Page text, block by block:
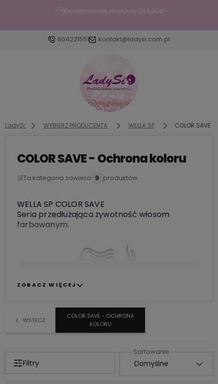
Do darmowej dostawy:249.00zł
604221551 kontakt@ladysi.com.pl
Zaloguj się
Załóż konto
Wybierz coś dla siebie z naszej aktualnej oferty lub
zaloguj się, aby przywrócić dodane produkty do
LadySi WYBIERZ PRODUCENTA WELLA SP COLOR SAVE
COLOR SAVE - Ochrona koloru
🛒Ta kategoria zawiera 9 produktów
WELLA SP COLOR SAVE
Seria przedłużająca żywotność włosom
farbowanym.
ZOBACZ WIĘCEJ
WSTECZ
COLOR SAVE - OCHRONA
KOLORU
Filtry